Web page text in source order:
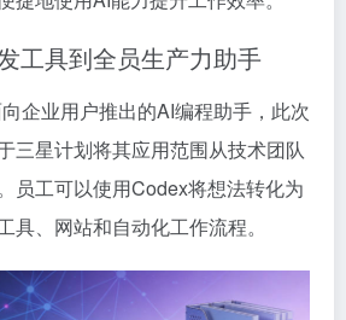
工具到全员生产力助手
企业用户推出的AI编程助手，此次
三星计划将其应用范围从技术团队
员工可以使用Codex将想法转化为
具、网站和自动化工作流程。